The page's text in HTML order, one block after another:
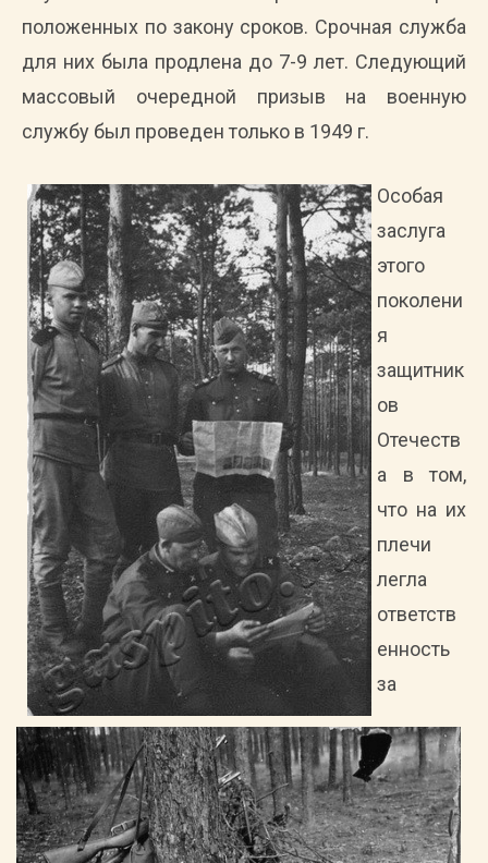
положенных по закону сроков. Срочная служба
для них была продлена до 7-9 лет. Следующий
массовый очередной призыв на военную
службу был проведен только в 1949 г.
Особая
заслуга
этого
поколени
я
защитник
ов
Отечеств
а в том,
что на их
плечи
легла
ответств
енность
за